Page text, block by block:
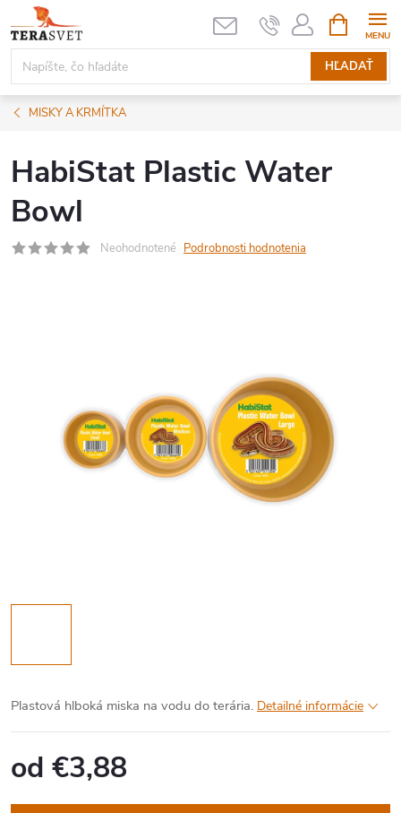
na
obsah
HĽADAŤ
KOŠÍK
MISKY A KRMÍTKA
HabiStat Plastic Water
Bowl
Neohodnotené Podrobnosti hodnotenia
Plastová hlboká miska na vodu do terária. Detailné informácie
od €3,88